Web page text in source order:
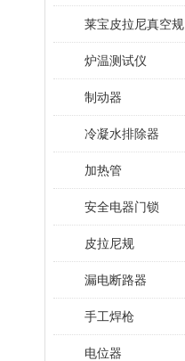
莱宝皮拉尼真空规
炉温测试仪
制动器
冷凝水排除器
加热管
安全电器门锁
皮拉尼规
漏电断路器
手工焊枪
电位器